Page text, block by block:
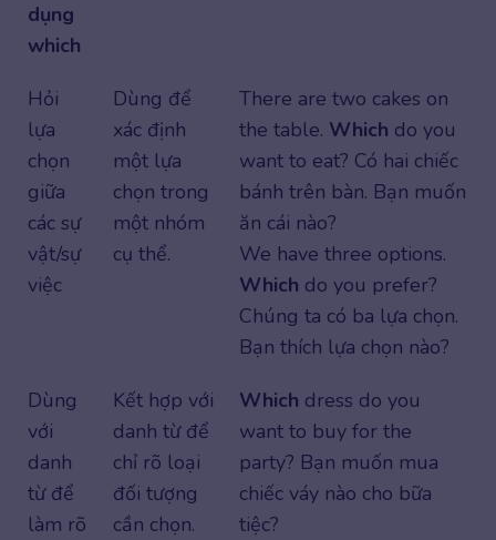
dụng
which
Hỏi
lựa
chọn
giữa
các sự
vật/sự
việc
Dùng để
xác định
một lựa
chọn trong
một nhóm
cụ thể.
There are two cakes on
the table. Which do you
want to eat? Có hai chiếc
bánh trên bàn. Bạn muốn
ăn cái nào?
We have three options.
Which do you prefer?
Chúng ta có ba lựa chọn.
Bạn thích lựa chọn nào?
Dùng
với
danh
từ để
làm rõ
Kết hợp với
danh từ để
chỉ rõ loại
đối tượng
cần chọn.
Which dress do you
want to buy for the
party? Bạn muốn mua
chiếc váy nào cho bữa
tiệc?